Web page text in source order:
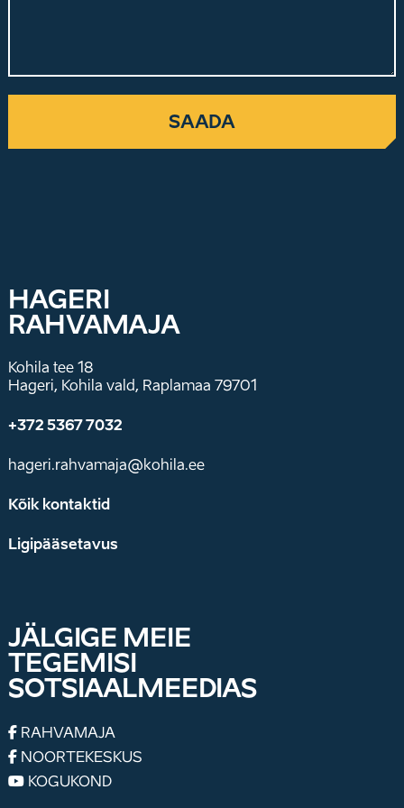
HAGERI
RAHVAMAJA
Kohila tee 18
Hageri, Kohila vald, Raplamaa 79701
+372 5367 7032
hageri.rahvamaja@kohila.ee
Kõik kontaktid
Ligipääsetavus
JÄLGIGE MEIE
TEGEMISI
SOTSIAALMEEDIAS
RAHVAMAJA
NOORTEKESKUS
KOGUKOND